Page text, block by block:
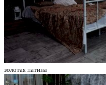
золотая патина